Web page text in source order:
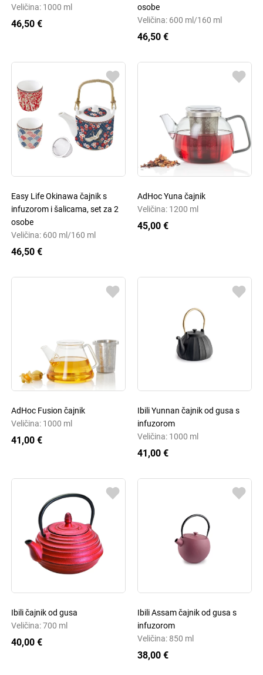
Veličina: 1000 ml
46,50 €
osobe
Veličina: 600 ml/160 ml
46,50 €
Easy Life Okinawa čajnik s
infuzorom i šalicama, set za 2
osobe
Veličina: 600 ml/160 ml
46,50 €
AdHoc Yuna čajnik
Veličina: 1200 ml
45,00 €
AdHoc Fusion čajnik
Veličina: 1000 ml
41,00 €
Ibili Yunnan čajnik od gusa s
infuzorom
Veličina: 1000 ml
41,00 €
Ibili čajnik od gusa
Veličina: 700 ml
40,00 €
Ibili Assam čajnik od gusa s
infuzorom
Veličina: 850 ml
38,00 €